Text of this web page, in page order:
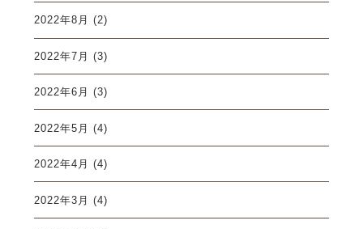
2022年8月 (2)
2022年7月 (3)
2022年6月 (3)
2022年5月 (4)
2022年4月 (4)
2022年3月 (4)